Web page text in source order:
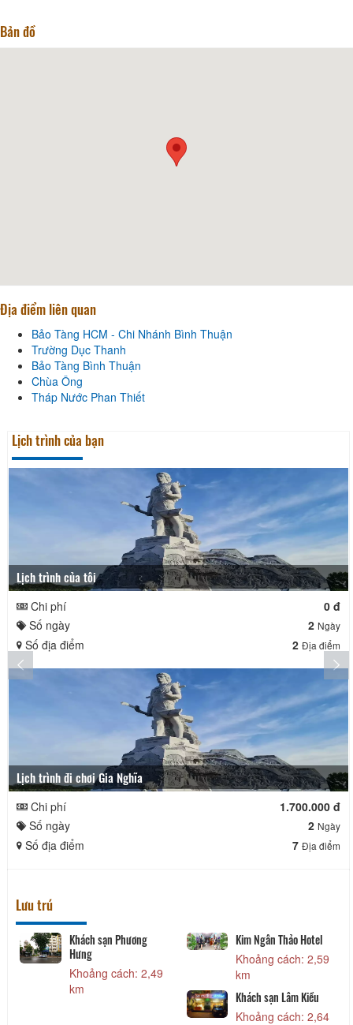
Bản đồ
Địa điểm liên quan
Bảo Tàng HCM - Chi Nhánh Bình Thuận
Trường Dục Thanh
Bảo Tàng Bình Thuận
Chùa Ông
Tháp Nước Phan Thiết
Lịch trình của bạn
Lịch trình của tôi
Chi phí
0 đ
Số ngày
2 Ngày
Số địa điểm 2 Địa điểm
Lịch trình đi chơi Gia Nghĩa
Chi phí
1.700.000 đ
Số ngày
2 Ngày
Số địa điểm 7 Địa điểm
Lưu trú
Khách sạn Phương
Hưng
Khoảng cách: 2,49
km
Kim Ngân Thảo Hotel
Khoảng cách: 2,59
km
Khách sạn Lâm Kiều
Khoảng cách: 2,64